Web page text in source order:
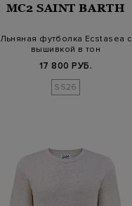
MC2 SAINT BARTH
Льняная футболка Ecstasea с
вышивкой в тон
17 800 РУБ.
SS26